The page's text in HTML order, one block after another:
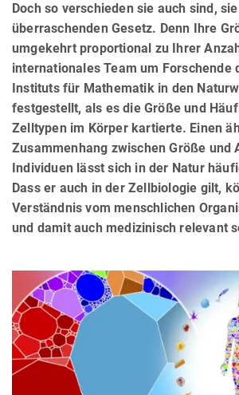
Doch so verschieden sie auch sind,
überraschenden Gesetz. Denn Ihre
umgekehrt proportional zu Ihrer
internationales Team um Forschende
Instituts für Mathematik in den
festgestellt, als es die Größe und
Zelltypen im Körper kartierte. Einen
Zusammenhang zwischen Größe und
Individuen lässt sich in der Natur
Dass er auch in der Zellbiologie gilt,
Verständnis vom menschlichen
und damit auch medizinisch relevant